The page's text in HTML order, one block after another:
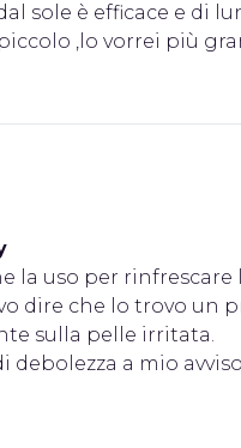
sole è efficace e di
,lo vorrei più
la uso per
dire che lo trovo un
sulla pelle irritata.
debolezza a mio avviso